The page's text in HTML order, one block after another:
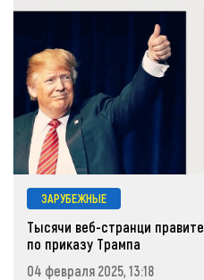
ЗАРУБЕЖНЫЕ
Тысячи веб-странци
по приказу Трампа
04 февраля 2025, 13:18